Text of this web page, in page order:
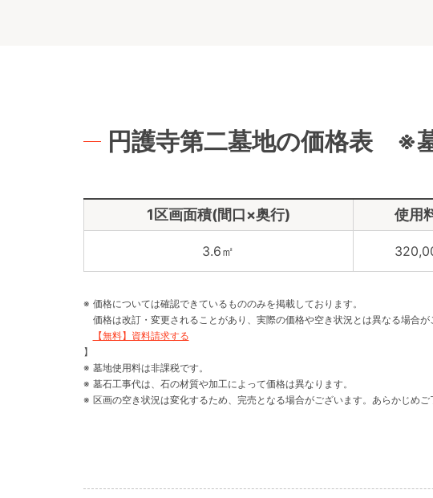
円護寺第二墓地の価格表 ※
1区画面積(間口×奥行) 使用
3.6㎡
価格については確認できているもののみを掲載しております。
価格は改訂・変更されることがあり、実際の価格や空き状況とは異なる場合
【無料】資料請求する
】
墓地使用料は非課税です。
墓石工事代は、石の材質や加工によって価格は異なります。
区画の空き状況は変化するため、完売となる場合がございます。あらかじめご